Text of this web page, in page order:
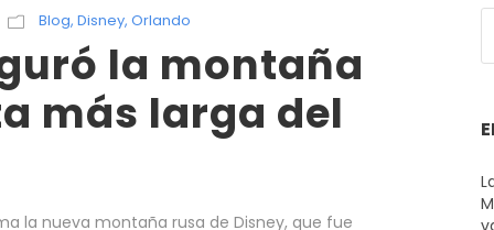
Blog, Disney, Orlando
la montaña
más larga del
la nueva montaña rusa de Disney, que fue